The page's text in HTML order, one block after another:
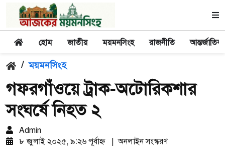
হোম জাতীয় ময়মনসিংহ রাজনীতি আন্তর্জাতিক
/ ময়মনসিংহ
গফরগাঁওয়ে ট্রাক-অটোরিকশার
সংঘর্ষে নিহত ২
Admin
৮ জুলাই ২০২৫, ৯:২৬ পূর্বাহ্ন
অনলাইন সংস্করণ